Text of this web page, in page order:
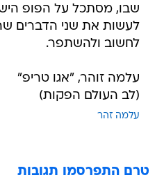
שבו, מסתכל על הפופ
לעשות את שני הדברים
לחשוב ולהשתפר.
עלמה זוהר, "אגו טריפ"
(לב העולם הפקות)
עלמה זהר
טרם התפרסמו תגובות